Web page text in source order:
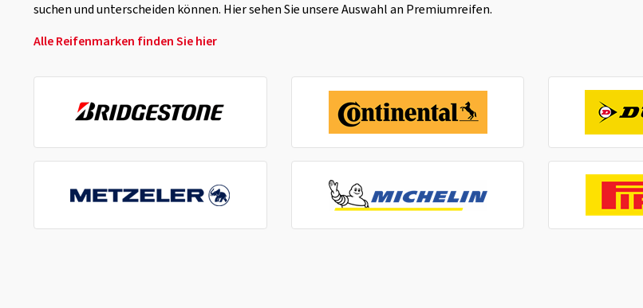
suchen und unterscheiden können. Hier sehen Sie unsere Auswahl an Premiumreifen.
Alle Reifenmarken finden Sie hier